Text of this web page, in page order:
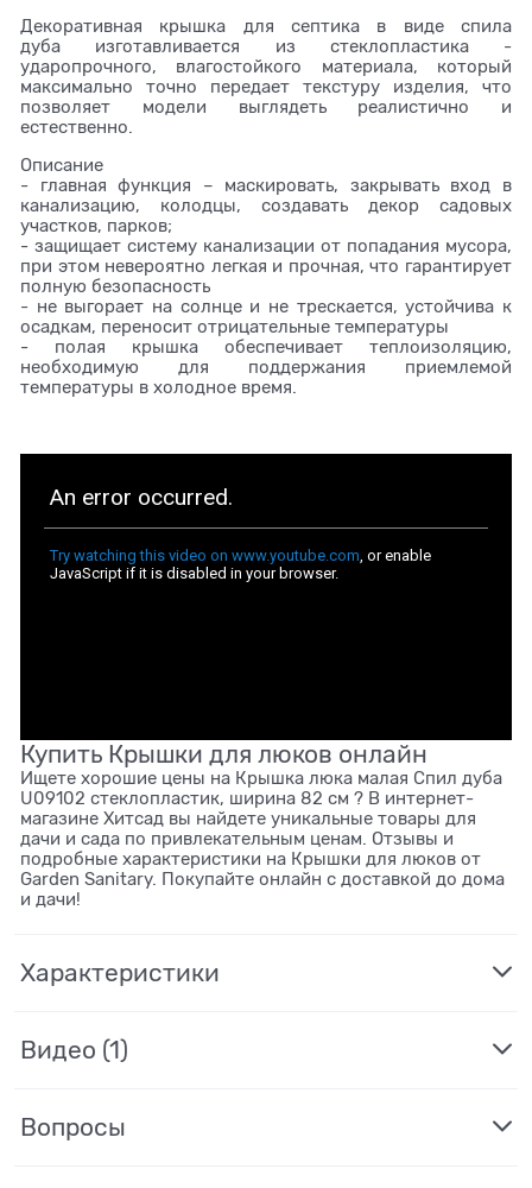
Декоративная крышка для септика в виде спила
дуба изготавливается из стеклопластика -
ударопрочного, влагостойкого материала, который
максимально точно передает текстуру изделия, что
позволяет модели выглядеть реалистично и
естественно.
Описание
- главная функция – маскировать, закрывать вход в
канализацию, колодцы, создавать декор садовых
участков, парков;
- защищает систему канализации от попадания мусора,
при этом невероятно легкая и прочная, что гарантирует
полную безопасность
- не выгорает на солнце и не трескается, устойчива к
осадкам, переносит отрицательные температуры
- полая крышка обеспечивает теплоизоляцию,
необходимую для поддержания приемлемой
температуры в холодное время.
Купить Крышки для люков онлайн
Ищете хорошие цены на Крышка люка малая Спил дуба
U09102 стеклопластик, ширина 82 см ? В интернет-
магазине Хитсад вы найдете уникальные товары для
дачи и сада по привлекательным ценам. Отзывы и
подробные характеристики на Крышки для люков от
Garden Sanitary. Покупайте онлайн с доставкой до дома
и дачи!
Характеристики
Видео (1)
Вопросы